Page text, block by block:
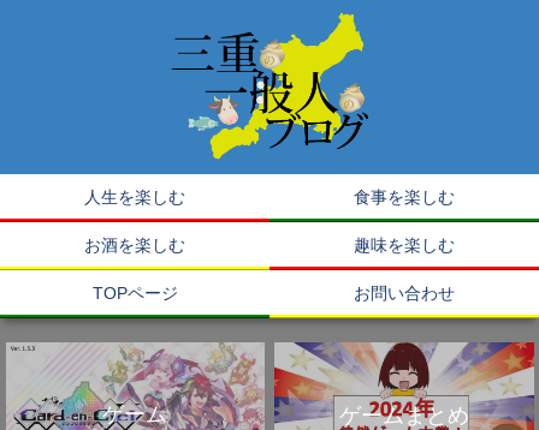
人生を楽しむ 食事を楽しむ
お酒を楽しむ 趣味を楽しむ
TOPページ お問い合わせ
ゲーム ゲームまとめ